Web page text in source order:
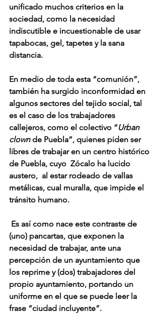
unificado muchos criterios en la
sociedad, como la necesidad
indiscutible e incuestionable de usar
tapabocas, gel, tapetes y la sana
distancia.
En medio de toda esta “comunión”,
también ha surgido inconformidad en
algunos sectores del tejido social, tal
es el caso de los trabajadores
callejeros, como el colectivo “Urban
clown de Puebla”, quienes piden ser
libres de trabajar en un centro histórico
de Puebla, cuyo  Zócalo ha lucido
austero,  al estar rodeado de vallas
metálicas, cual muralla, que impide el
tránsito humano.
Es así como nace este contraste de
(uno) pancartas, que exponen la
necesidad de trabajar, ante una
percepción de un ayuntamiento que
los reprime y (dos) trabajadores del
propio ayuntamiento, portando un
uniforme en el que se puede leer la
frase “ciudad incluyente”.